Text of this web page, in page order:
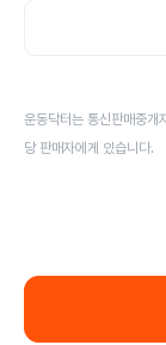
운동닥터는 통신판매중개
당 판매자에게 있습니다.